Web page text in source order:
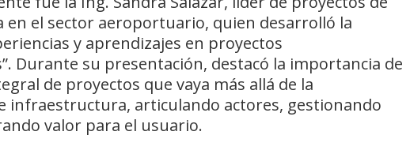
el sector aeroportuario, quien desarrolló la
y aprendizajes en proyectos
Durante su presentación, destacó la importancia de
de proyectos que vaya más allá de la
infraestructura, articulando actores, gestionando
valor para el usuario.